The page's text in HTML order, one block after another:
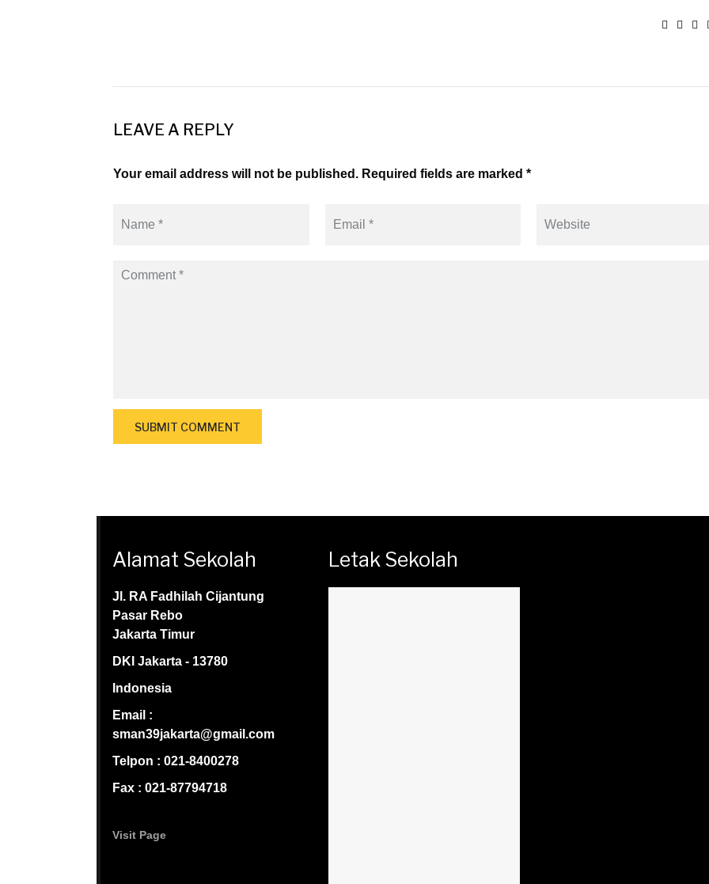
LEAVE A REPLY
Your email address will not be published. Required fields are marked *
Alamat Sekolah
Jl. RA Fadhilah Cijantung
Pasar Rebo
Jakarta Timur
DKI Jakarta - 13780
Indonesia
Email :
sman39jakarta@gmail.com
Telpon : 021-8400278
Fax : 021-87794718
Visit Page
Letak Sekolah